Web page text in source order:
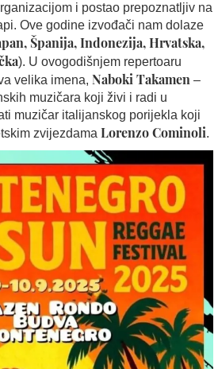
i postao prepoznatljiv na
Ove godine izvođači nam dolaze
Španija, Indonezija, Hrvatska,
). U ovogodišnjem repertoaru
velika imena, Naboki Takamen –
muzičara koji živi i radi u
muzičar italijanskog porijekla koji
zvijezdama Lorenzo Cominoli.